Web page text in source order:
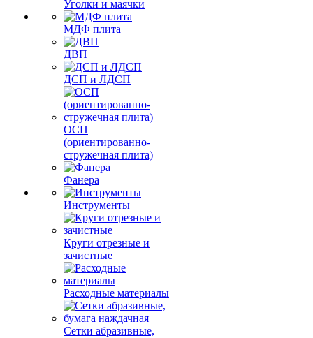
Уголки и маячки
МДФ плита
ДВП
ДСП и ЛДСП
ОСП
(ориентированно-
стружечная плита)
Фанера
Инструменты
Круги отрезные и
зачистные
Расходные материалы
Сетки абразивные,